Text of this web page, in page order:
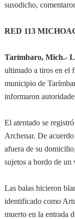
susodicho,
RED 113
Tarímbaro, Mich.-
ultimado a tiros en el
municipio de
informaron
El atentado se
Archenar. De
afuera de su
sujetos a bordo de
Las balas hicieron
identificado como
muerto en la entrada